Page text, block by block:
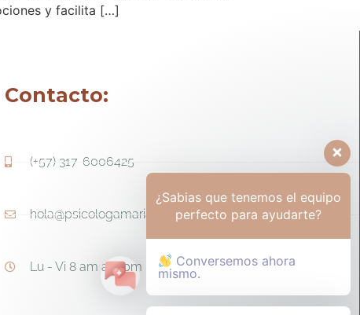
y facilita […]
Contacto:
(+57) 317-6006425
hola@psicologamariapaula.com
Lu - Vi 8 am a 6 pm - Sa 8am - 12m
¿Sabias que tenemos el equipo
perfecto para ayudarte?
Conversemos ahora
mismo.